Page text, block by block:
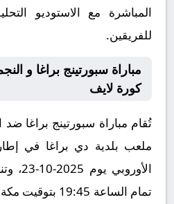
المباشرة مع الاستوديو
للفريقين.
مباراة سبورتينج براغا و
كورة لايف
تُقام مباراة سبورتينج براغا
ملعب بلدية دي براغا في
تمام الساعة